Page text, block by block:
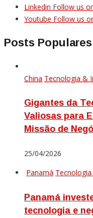
Linkedin Follow us
Youtube Follow us
Posts Populares
China Tecnologia &
Gigantes da
Valiosas para
Missão de
25/04/2026
Panamá
Panamá
tecnologia e